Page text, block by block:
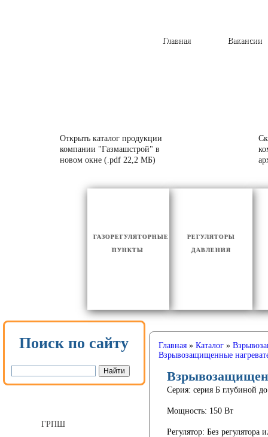
Вакансии
Главная
Открыть каталог продукции
компании "Газмашстрой" в
новом окне (.pdf 22,2 МБ)
РЕГУЛЯТОРЫ
ДАВЛЕНИЯ
ГАЗОРЕГУЛЯТОРНЫЕ
ПУНКТЫ
Поиск по сайту
ГРПШ
Главная» Каталог»
Взрывозащищенные
Серия: серия Б глубиной
Мощность: 150 Вт
Регулятор: Без